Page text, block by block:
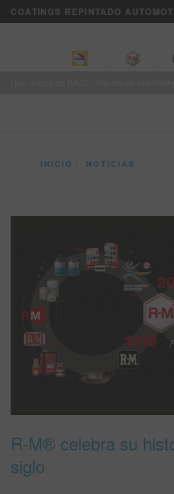
COATINGS REPINTADO
ENTRENAMIENTO
DONDE COMPRAR
REFINITY
SITIO DE BÚSQUEDA
INICIO
NOTICIAS
R-M® celebra su
siglo